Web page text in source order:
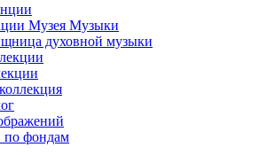
Музея Музыки
духовной музыки
по фондам